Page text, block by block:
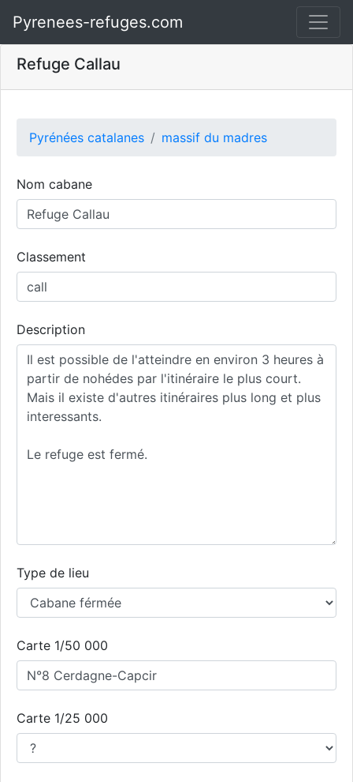
Pyrenees-refuges.com
Refuge Callau
Pyrénées catalanes massif du madres
Nom cabane
Classement
Description
Type de lieu
Carte 1/50 000
Carte 1/25 000